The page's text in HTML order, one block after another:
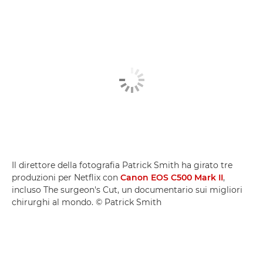
Il direttore della fotografia Patrick Smith ha girato tre
produzioni per Netflix con Canon EOS C500 Mark II,
incluso The surgeon's Cut, un documentario sui migliori
chirurghi al mondo. © Patrick Smith